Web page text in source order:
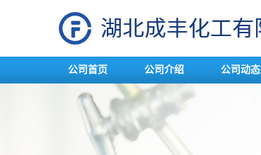
公司首页 公司介绍 公司动态